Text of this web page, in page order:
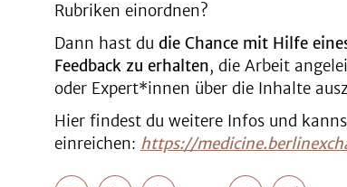
Rubriken einordnen?
Dann hast du die Chance mit Hilfe
Feedback zu erhalten, die Arbeit
oder Expert*innen über die Inhalte
Hier findest du weitere Infos und
einreichen: https://